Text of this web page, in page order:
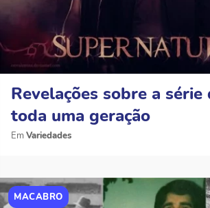
Revelações sobre a série
toda uma geração
Variedades
MACABRO